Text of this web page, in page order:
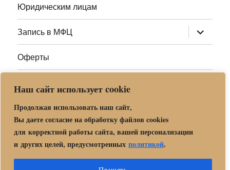
Наш сайт использует cookie
Продолжая использовать наш сайт,
Вы даете согласие на обработку файлов cookies
для корректной работы сайта, вашей персонализации
и других целей, предусмотренных политикой.
Юридическим лицам
Запись в МФЦ раскрыть
дочернее
меню
Оферты
Адреса МФЦ МО
документы» в г. о. Орехово-Зуево
Политика обработки и защиты персональных данных в «МБУ